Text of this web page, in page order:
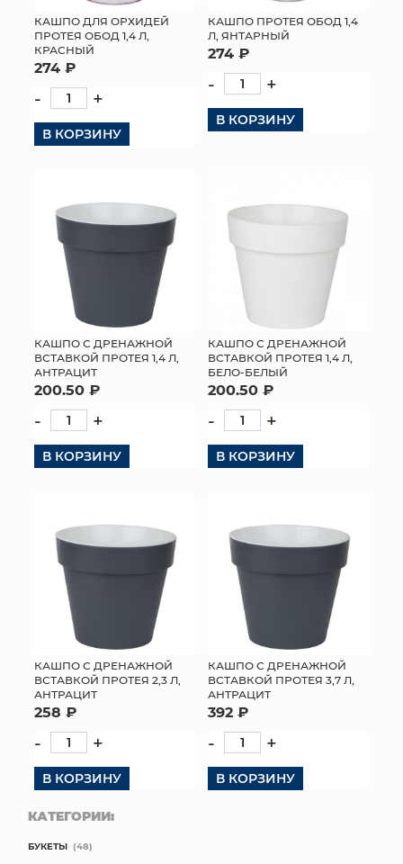
КАШПО ДЛЯ ОРХИДЕЙ
ПРОТЕЯ ОБОД 1,4 Л,
КРАСНЫЙ
274 ₽
- +
В КОРЗИНУ
КАШПО ПРОТЕЯ ОБОД 1,4
Л, ЯНТАРНЫЙ
274 ₽
- +
В КОРЗИНУ
КАШПО С ДРЕНАЖНОЙ
ВСТАВКОЙ ПРОТЕЯ 1,4 Л,
АНТРАЦИТ
200.50 ₽
- +
В КОРЗИНУ
КАШПО С ДРЕНАЖНОЙ
ВСТАВКОЙ ПРОТЕЯ 1,4 Л,
БЕЛО-БЕЛЫЙ
200.50 ₽
- +
В КОРЗИНУ
КАШПО С ДРЕНАЖНОЙ
ВСТАВКОЙ ПРОТЕЯ 2,3 Л,
АНТРАЦИТ
258 ₽
- +
В КОРЗИНУ
КАШПО С ДРЕНАЖНОЙ
ВСТАВКОЙ ПРОТЕЯ 3,7 Л,
АНТРАЦИТ
392 ₽
- +
В КОРЗИНУ
КАТЕГОРИИ:
БУКЕТЫ (48)